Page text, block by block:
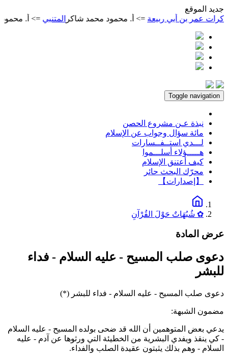
الموقع
المتنبي=> أ. محمود محمد أبي ربيعة=> أ. محمود محمد شاكر
Toggle navigation
نبذة عـن مشروع الحصن
مائة سؤال وجواب عن الإسلام
لـــدي استــفــسارات
هـــــؤلاء أسلـــموا
كيف أعتنق الإسلام
محرّك البحث حائر
【إصدارات】
✿ شُبُهَاتٌ حَوْلَ القُرْآنِ
المادة
صلب المسيح - عليه السلام - فداء
صلب المسيح - عليه السلام - فداء للبشر (*)
الشبهة:
بعض المتوهمين أن الله قد ضحى بولده المسيح - عليه السلام
كي ينقذ ويفدي البشرية من الخطيئة التي ورثوها عن آدم - عليه
- وهم بذلك يثبتون عقيدة الصلب والفداء.